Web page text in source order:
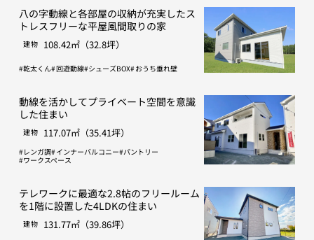
八の字動線と各部屋の収納が充実したス
トレスフリーな平屋風間取りの家
建物 108.42㎡（32.8坪）
乾太くん 回遊動線 シューズBOX おうち垂れ壁
動線を活かしてプライベート空間を意識
した住まい
建物 117.07㎡（35.41坪）
レンガ調 インナーバルコニー パントリー
ワークスペース
テレワークに最適な2.8帖のフリールーム
を1階に設置した4LDKの住まい
建物 131.77㎡（39.86坪）